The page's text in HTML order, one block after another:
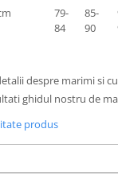
79-
84
85-
90
despre marimi si
ghidul nostru de
produs